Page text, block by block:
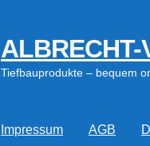
Zur
Navigation
springen
Zum
Inhalt
springen
ALBRECHT-
Tiefbauprodukte – bequem
Impressum AGB